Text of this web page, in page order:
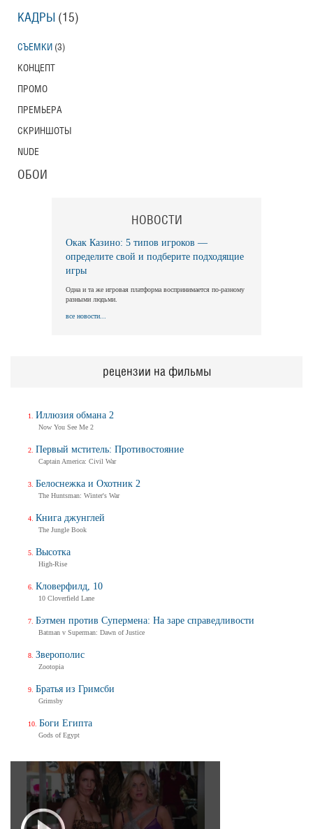
КАДРЫ (15)
СЪЕМКИ (3)
КОНЦЕПТ
ПРОМО
ПРЕМЬЕРА
СКРИНШОТЫ
NUDE
ОБОИ
НОВОСТИ
Окак Казино: 5 типов игроков —
определите свой и подберите подходящие
игры
Одна и та же игровая платформа воспринимается по-разному
разными людьми.
все новости...
рецензии на фильмы
Иллюзия обмана 2
Now You See Me 2
Первый мститель: Противостояние
Captain America: Civil War
Белоснежка и Охотник 2
The Huntsman: Winter's War
Книга джунглей
The Jungle Book
Высотка
High-Rise
Кловерфилд, 10
10 Cloverfield Lane
Бэтмен против Супермена: На заре справедливости
Batman v Superman: Dawn of Justice
Зверополис
Zootopia
Братья из Гримсби
Grimsby
Боги Египта
Gods of Egypt